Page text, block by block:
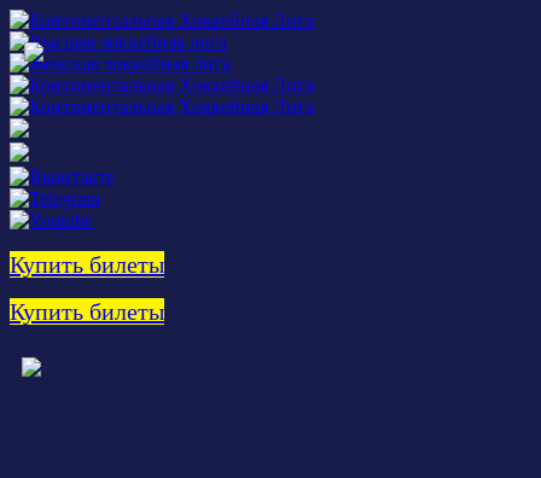
Купить билеты
Купить билеты